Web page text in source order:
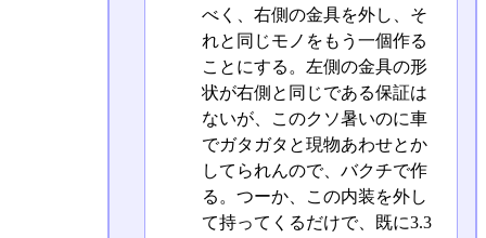
べく、右側の金具を外し、そ
れと同じモノをもう一個作る
ことにする。左側の金具の形
状が右側と同じである保証は
ないが、このクソ暑いのに車
でガタガタと現物あわせとか
してられんので、バクチで作
る。つーか、この内装を外し
て持ってくるだけで、既に3.3